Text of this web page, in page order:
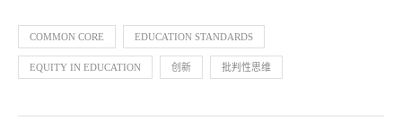
COMMON CORE EDUCATION STANDARDS
EQUITY IN EDUCATION 创新 批判性思维